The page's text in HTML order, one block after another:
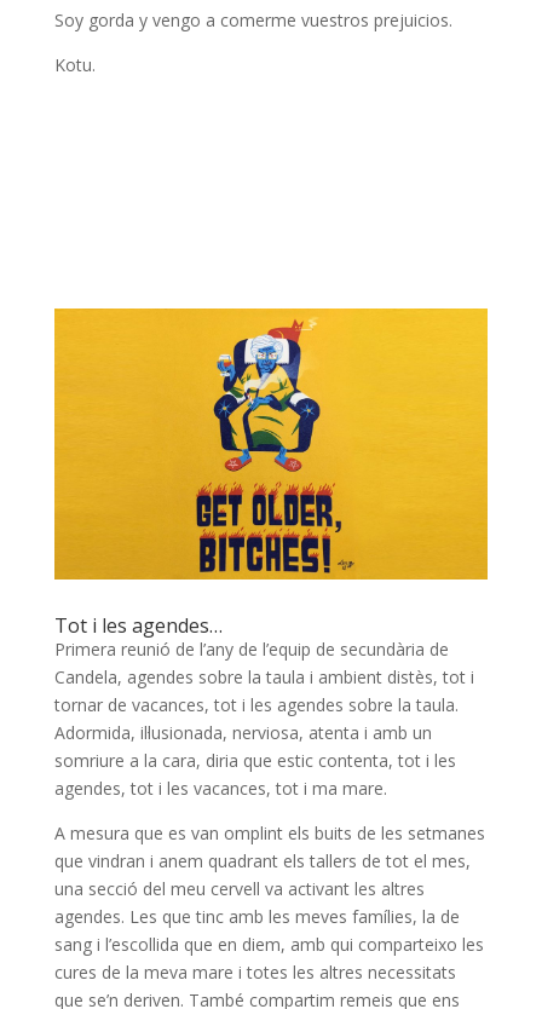
Soy gorda y vengo a comerme vuestros prejuicios.
Kotu.
Tot i les agendes…
Primera reunió de l’any de l’equip de secundària de
Candela, agendes sobre la taula i ambient distès, tot i
tornar de vacances, tot i les agendes sobre la taula.
Adormida, il·lusionada, nerviosa, atenta i amb un
somriure a la cara, diria que estic contenta, tot i les
agendes, tot i les vacances, tot i ma mare.
A mesura que es van omplint els buits de les setmanes
que vindran i anem quadrant els tallers de tot el mes,
una secció del meu cervell va activant les altres
agendes. Les que tinc amb les meves famílies, la de
sang i l’escollida que en diem, amb qui comparteixo les
cures de la meva mare i totes les altres necessitats
que se’n deriven. També compartim remeis que ens